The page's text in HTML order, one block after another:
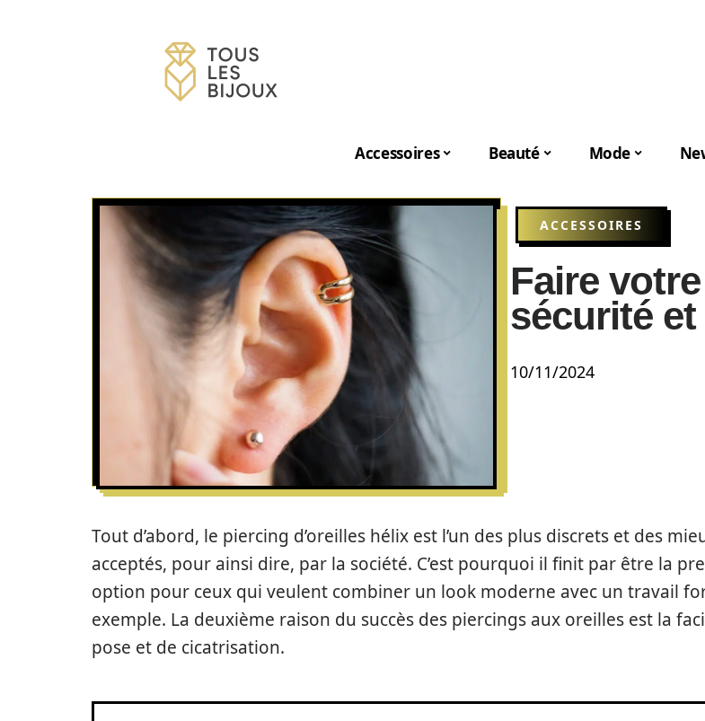
Accessoires Beauté Mode
ACCESSOIRES
Faire
sécurité
10/11/2024
Tout d’abord, le piercing d’oreilles hélix est l’un des plus discrets et des
acceptés, pour ainsi dire, par la société. C’est pourquoi il finit par être la
option pour ceux qui veulent combiner un look moderne avec un travail
exemple. La deuxième raison du succès des piercings aux oreilles est la
pose et de cicatrisation.